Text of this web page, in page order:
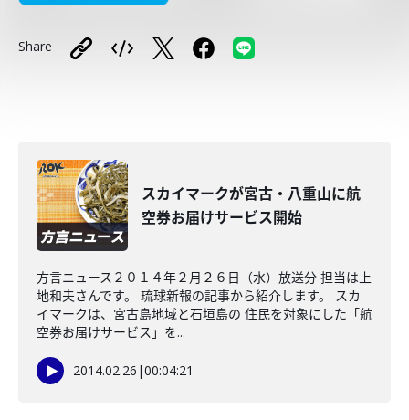
Share
スカイマークが宮古・八重山に航
空券お届けサービス開始
方言ニュース２０１４年２月２６日（水）放送分 担当は上
地和夫さんです。 琉球新報の記事から紹介します。 スカ
イマークは、宮古島地域と石垣島の 住民を対象にした「航
空券お届けサービス」を...
2014.02.26 |00:04:21